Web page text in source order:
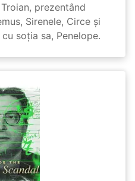
prezentând
Sirenele, Circe și
soția sa, Penelope.